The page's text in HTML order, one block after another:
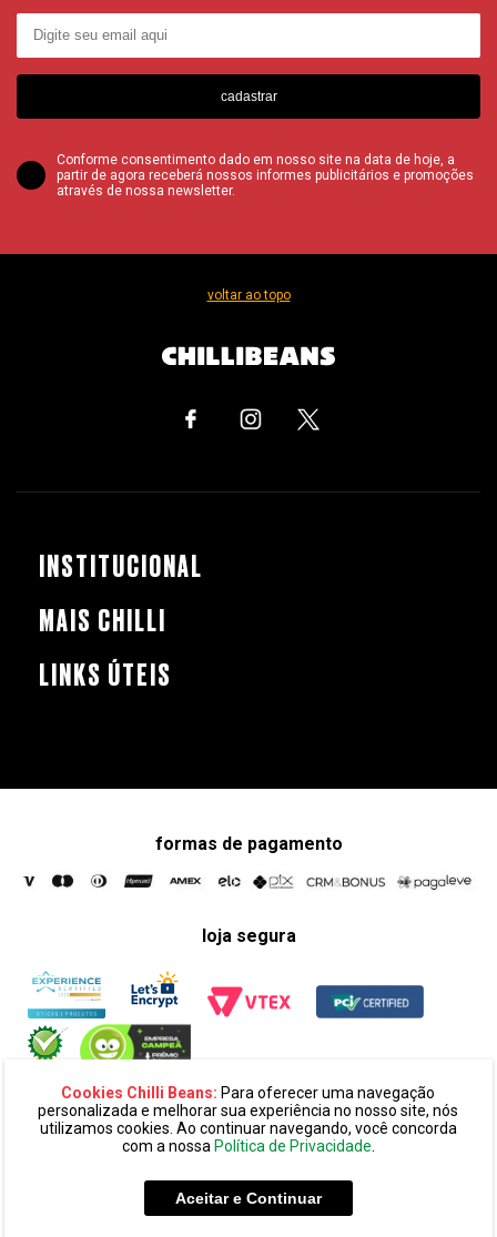
Cookies Chilli Beans: Para oferecer uma navegação
personalizada e melhorar sua experiência no nosso site, nós
utilizamos cookies. Ao continuar navegando, você concorda
com a nossa Política de Privacidade.
Aceitar e Continuar
cadastrar
Conforme consentimento dado em nosso site na data de hoje, a
partir de agora receberá nossos informes publicitários e promoções
através de nossa newsletter.
voltar ao topo
INSTITUCIONAL
MAIS CHILLI
LINKS ÚTEIS
formas de pagamento
loja segura
ltda. cnpj: 14.439.371/0002-60
alameda amazonas, 594, terreo mezanino, alphaville